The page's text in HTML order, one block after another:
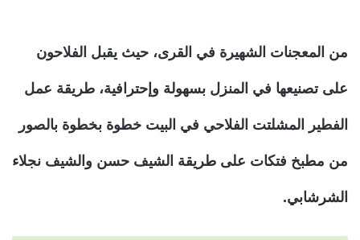
من المعجنات الشهيرة في القرى، حيث يقبل الفلاحون
على تصنيعها في المنزل بسهولة وإحترافية، طريقة عمل
الفطير المشلتت الفلاحي في البيت خطوة بخطوة بالصور
من مطبخ فتكات على طريقة الشيف حسن والشيف نجلاء
الشرشابي.